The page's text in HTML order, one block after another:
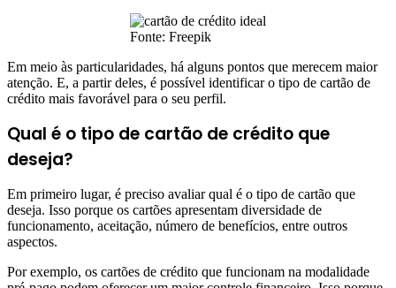
Fonte: Freepik
Em meio às particularidades, há alguns pontos que merecem maior
atenção. E, a partir deles, é possível identificar o tipo de cartão de
crédito mais favorável para o seu perfil.
Qual é o tipo de cartão de crédito que
deseja?
Em primeiro lugar, é preciso avaliar qual é o tipo de cartão que
deseja. Isso porque os cartões apresentam diversidade de
funcionamento, aceitação, número de benefícios, entre outros
aspectos.
Por exemplo, os cartões de crédito que funcionam na modalidade